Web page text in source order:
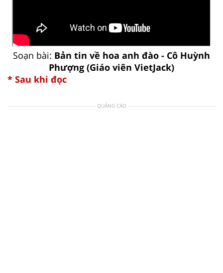
Soạn bài: Bản tin về hoa anh đào - Cô Huỳnh
Phượng (Giáo viên VietJack)
* Sau khi đọc
QUẢNG CÁO